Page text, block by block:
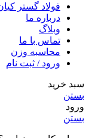
فولاد گستر
درباره ما
وبلاگ
تماس با ما
محاسبه وزن
ورود / ثبت نام
سبد خرید
بستن
ورود
بستن